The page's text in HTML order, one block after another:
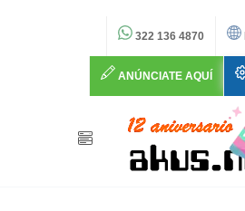
322 136 4870
ANÚNCIATE AQUÍ